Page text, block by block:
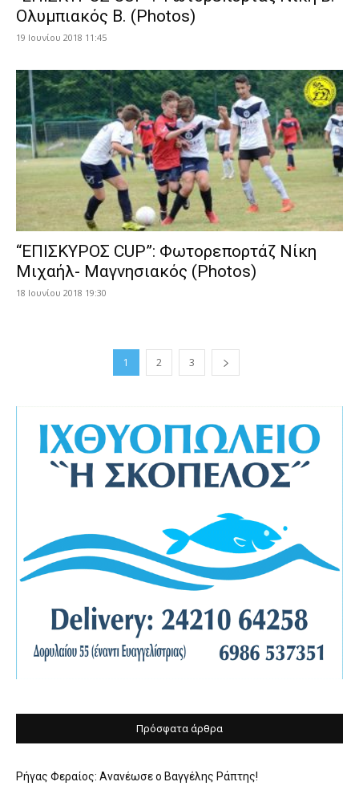
Ολυμπιακός Β. (Photos)
19 Ιουνίου 2018 11:45
“ΕΠΙΣΚΥΡΟΣ CUP”: Φωτορεπορτάζ Νίκη
Μιχαήλ- Μαγνησιακός (Photos)
18 Ιουνίου 2018 19:30
1 2 3
Πρόσφατα άρθρα
Ρήγας Φεραίος: Ανανέωσε ο Βαγγέλης Ράπτης!